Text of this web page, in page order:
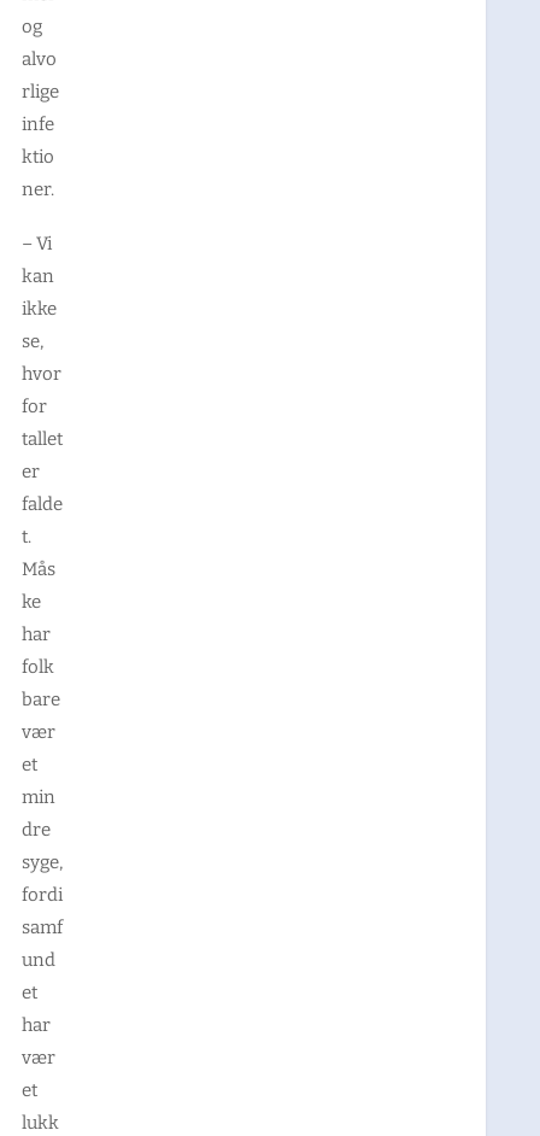
og
alvo
rlige
infe
ktio
ner.
– Vi
kan
ikke
se,
hvor
for
tallet
er
falde
t.
Mås
ke
har
folk
bare
vær
et
min
dre
syge,
fordi
samf
und
et
har
vær
et
lukk